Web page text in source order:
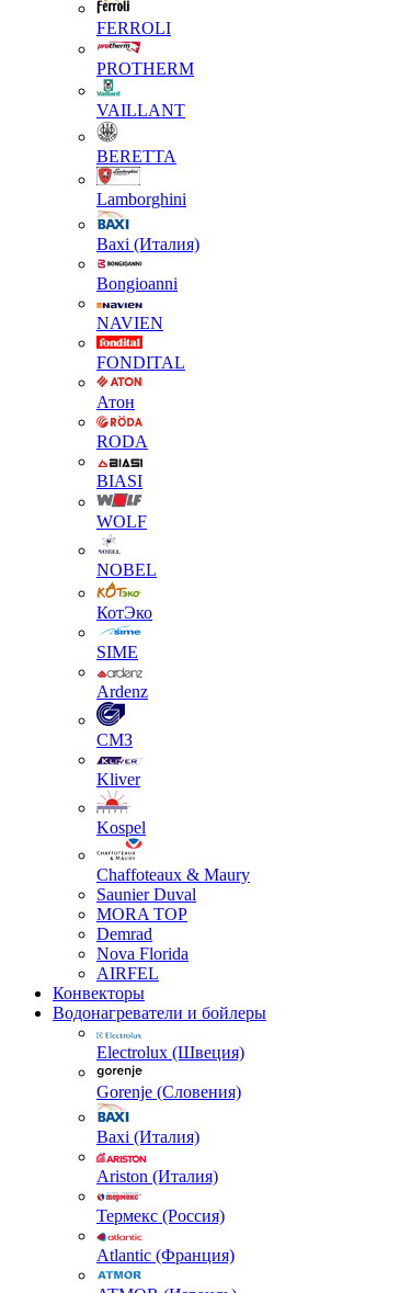
FERROLI
PROTHERM
VAILLANT
BERETTA
Lamborghini
Baxi (Италия)
Вongioanni
NAVIEN
FONDITAL
Атон
RODA
BIASI
WOLF
NOBEL
КотЭко
SIME
Ardenz
СМЗ
Kliver
Kospel
Chaffoteaux & Maury
Saunier Duval
MORA TOP
Demrad
Nova Florida
AIRFEL
Конвекторы
Водонагреватели и бойлеры
Electrolux (Швеция)
Gorenje (Словения)
Baxi (Италия)
Ariston (Италия)
Термекс (Россия)
Atlantic (Франция)